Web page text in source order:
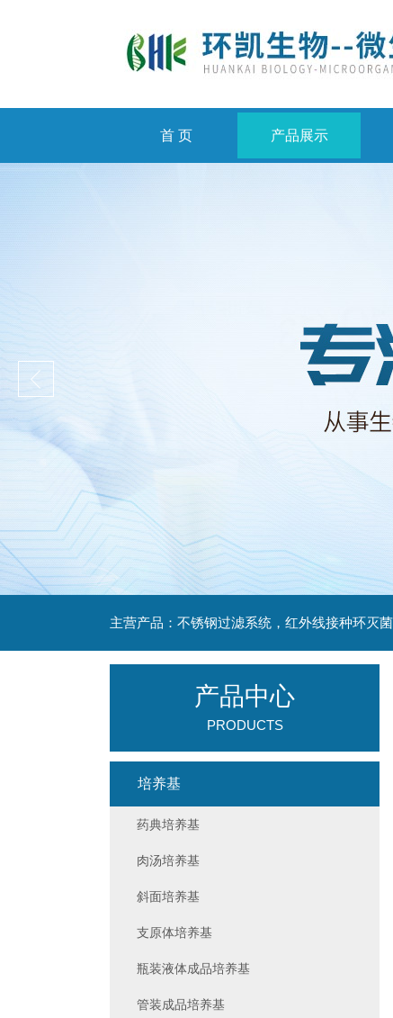
首 页 产品展示
产品中心
PRODUCTS
培养基
药典培养基
肉汤培养基
斜面培养基
支原体培养基
瓶装液体成品培养基
管装成品培养基